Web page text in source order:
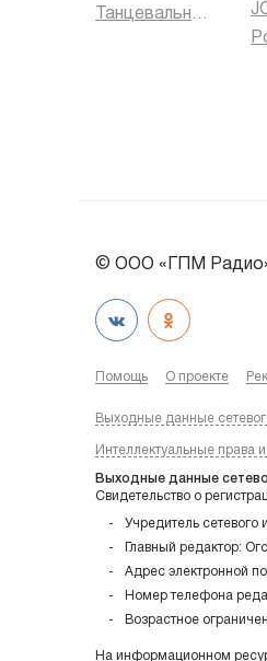
Танцевальная музыка
© ООО «ГПМ Радио»
Помощь О проекте
Выходные данные
Интеллектуальные права и
Выходные данные
Свидетельство о
Учредитель
Главный редактор:
Адрес электронной
Номер телефона
Возрастное
На информационном